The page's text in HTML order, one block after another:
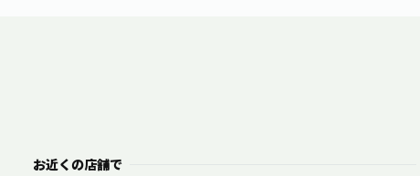
お近くの店舗で